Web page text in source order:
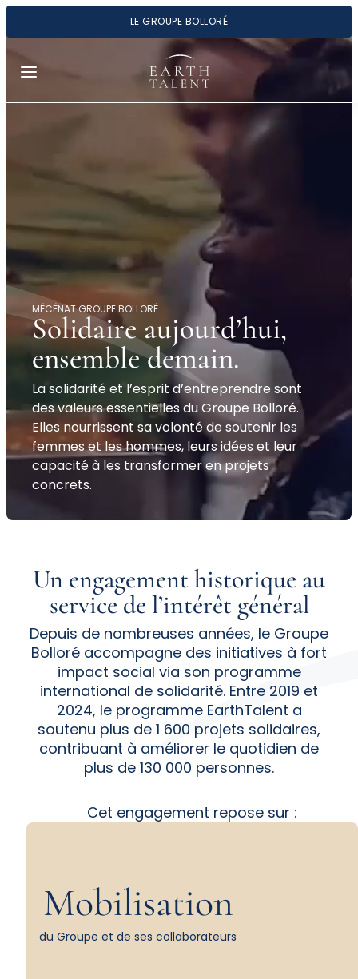
au
contenu
LE GROUPE BOLLORÉ
MÉCÉNAT GROUPE BOLLORÉ
Solidaireaujourd’hui,
ensembledemain.
La solidarité et l’esprit d’entreprendre sont
des valeurs essentielles du Groupe Bolloré.
Elles nourrissent sa volonté de soutenir les
femmes et les hommes, leurs idées et leur
capacité à les transformer en projets
concrets.
Un engagement historique au
servicede l’intérêt général
Depuis de nombreuses années, le Groupe
Bolloré accompagne des initiatives à fort
impact social via son programme
international de solidarité. Entre 2019 et
2024, le programme EarthTalent a
soutenu plus de 1 600 projets solidaires,
contribuant à améliorer le quotidien de
plus de 130 000 personnes.
Cet engagement repose sur :
Mobilisation
du Groupe et de ses collaborateurs
Panneau de gestion des cookies